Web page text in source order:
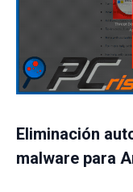
Eliminación
malware para